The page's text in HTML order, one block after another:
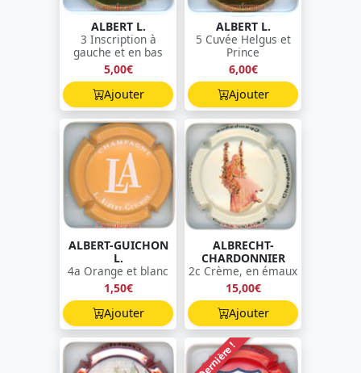
ALBERT L.
3 Inscription à
gauche et en bas
5,00€
Ajouter
ALBERT L.
5 Cuvée Helgus et
Prince
6,00€
Ajouter
ALBERT-GUICHON
L.
4a Orange et blanc
1,50€
Ajouter
ALBRECHT-
CHARDONNIER
2c Crème, en émaux
15,00€
Ajouter
Dernière !